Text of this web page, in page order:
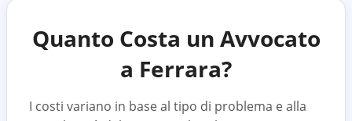
Quanto Costa un Avvocato
a Ferrara?
I costi variano in base al tipo di problema e alla